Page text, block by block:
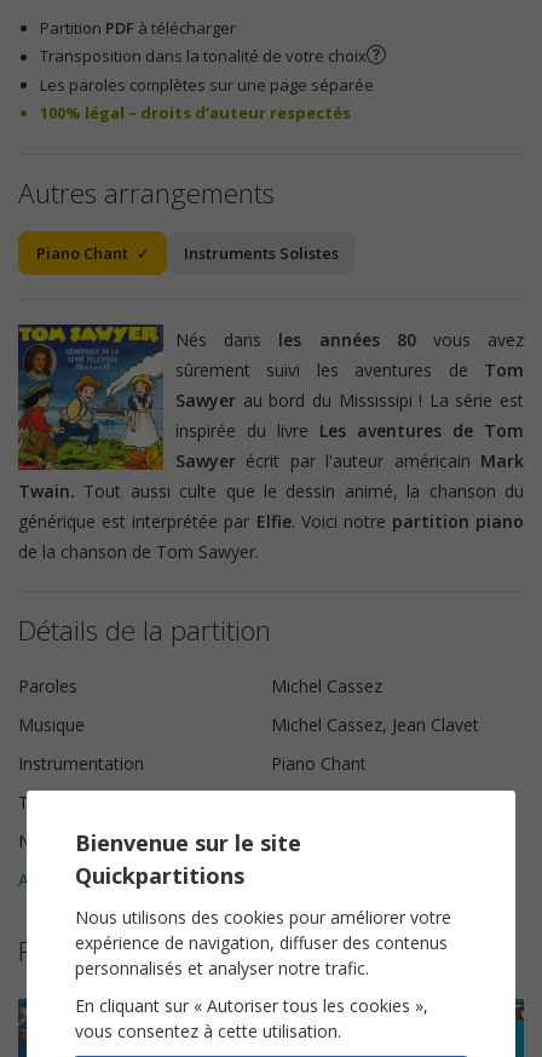
Partition PDF à télécharger
Transposition dans la tonalité de votre choix
Les paroles complètes sur une page séparée
100% légal – droits d’auteur respectés
Autres arrangements
Piano Chant Instruments Solistes
Nés dans les années 80vous avez
sûrement suivi les aventures de Tom
Sawyer au bord du Mississipi ! La série est
inspirée du livre Les aventures de Tom
Sawyer écrit par l'auteur américain Mark
Twain. Tout aussi culte que le dessin animé, la chanson du
générique est interprétée par Elfie. Voici notre partition piano
de la chanson de Tom Sawyer.
Détails de la partition
Paroles
Michel Cassez
Musique
Michel Cassez, Jean Clavet
Instrumentation
Piano Chant
Tonalité
Nombre de pages
5
Avis clients (6)
Partitions suggérées
Bienvenue sur le site
Quickpartitions
Nous utilisons des cookies pour améliorer votre
expérience de navigation, diffuser des contenus
personnalisés et analyser notre trafic.
En cliquant sur « Autoriser tous les cookies »,
vous consentez à cette utilisation.